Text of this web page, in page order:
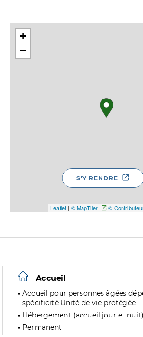
+
−
Leaflet | © MapTiler ©
S'Y RENDRE
Accueil
Accueil pour personnes âgées
spécificité Unité de vie protégée
Hébergement (accueil jour et nuit)
Permanent